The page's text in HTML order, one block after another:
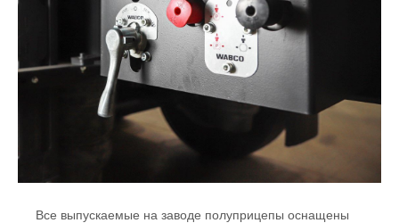
Все выпускаемые на заводе полуприцепы оснащены